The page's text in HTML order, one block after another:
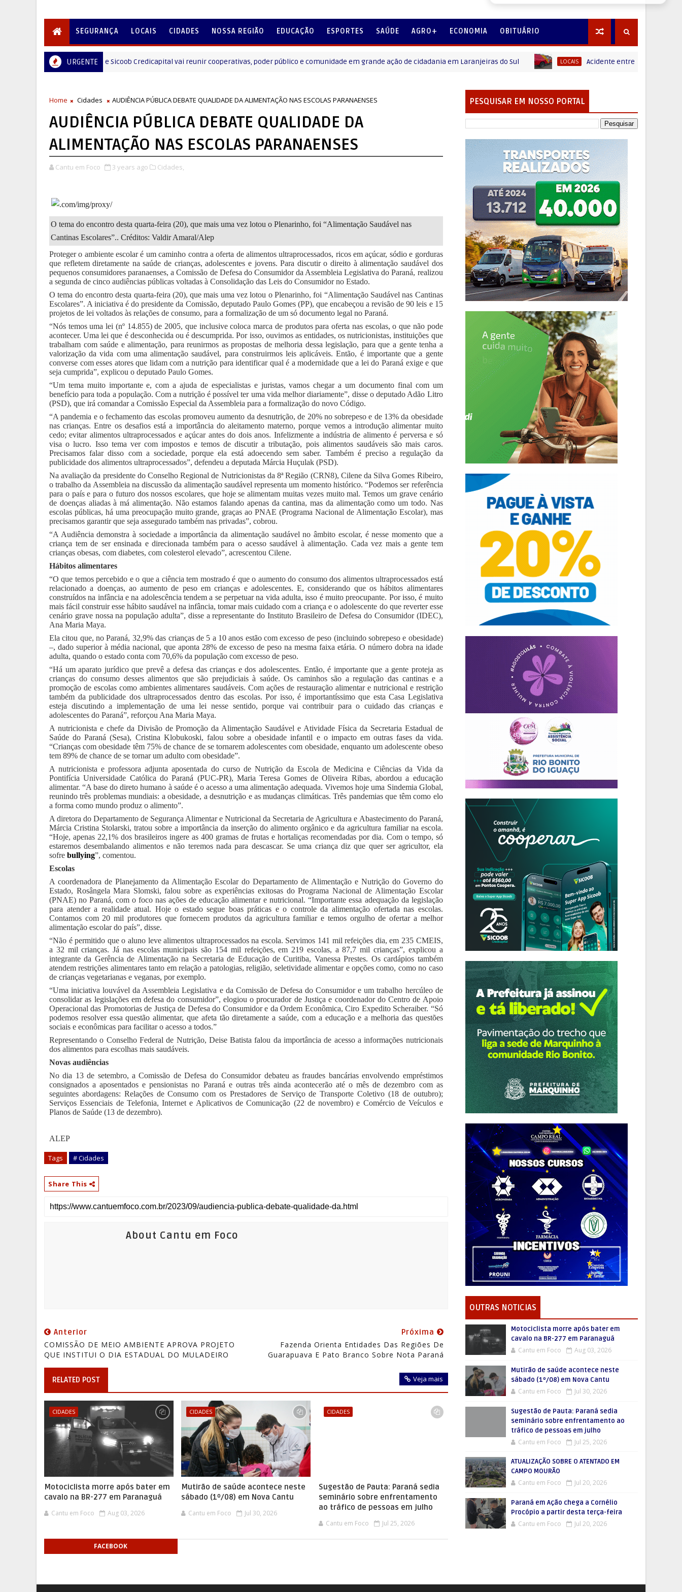
SEGURANÇA LOCAIS CIDADES NOSSA REGIÃO EDUCAÇÃO ESPORTES SAÚDE AGRO+ ECONOMIA OBITUÁRIO
URGENTE
C 2026 da Coprossel e Sicoob Credicapital vai reunir cooperativas, poder público e comunidade em grande ação de cidadania em Laranjeiras do Sul LOCAIS Acidente entre carro e motocicleta
Home Cidades AUDIÊNCIA PÚBLICA DEBATE QUALIDADE DA ALIMENTAÇÃO NAS ESCOLAS PARANAENSES
AUDIÊNCIA PÚBLICA DEBATE QUALIDADE DA
ALIMENTAÇÃO NAS ESCOLAS PARANAENSES
Cantu em Foco 3 years ago Cidades,
O tema do encontro desta quarta-feira (20), que mais uma vez lotou o Plenarinho, foi “Alimentação Saudável nas
Cantinas Escolares”.. Créditos: Valdir Amaral/Alep
Proteger o ambiente escolar é um caminho contra a oferta de alimentos ultraprocessados, ricos em açúcar, sódio e gorduras
que refletem diretamente na saúde de crianças, adolescentes e jovens. Para discutir o direito à alimentação saudável dos
pequenos consumidores paranaenses, a Comissão de Defesa do Consumidor da Assembleia Legislativa do Paraná, realizou
a segunda de cinco audiências públicas voltadas à Consolidação das Leis do Consumidor no Estado.
O tema do encontro desta quarta-feira (20), que mais uma vez lotou o Plenarinho, foi “Alimentação Saudável nas Cantinas
Escolares”. A iniciativa é do presidente da Comissão, deputado Paulo Gomes (PP), que encabeçou a revisão de 90 leis e 15
projetos de lei voltados às relações de consumo, para a formalização de um só documento legal no Paraná.
“Nós temos uma lei (nº 14.855) de 2005, que inclusive coloca marca de produtos para oferta nas escolas, o que não pode
acontecer. Uma lei que é desconhecida ou é descumprida. Por isso, ouvimos as entidades, os nutricionistas, instituições que
trabalham com saúde e alimentação, para reunirmos as propostas de melhoria dessa legislação, para que a gente tenha a
valorização da vida com uma alimentação saudável, para construirmos leis aplicáveis. Então, é importante que a gente
converse com esses atores que lidam com a nutrição para identificar qual é a modernidade que a lei do Paraná exige e que
seja cumprida”, explicou o deputado Paulo Gomes.
“Um tema muito importante e, com a ajuda de especialistas e juristas, vamos chegar a um documento final com um
benefício para toda a população. Com a nutrição é possível ter uma vida melhor diariamente”, disse o deputado Adão Litro
(PSD), que irá comandar a Comissão Especial da Assembleia para a formalização do novo Código.
“A pandemia e o fechamento das escolas promoveu aumento da desnutrição, de 20% no sobrepeso e de 13% da obesidade
nas crianças. Entre os desafios está a importância do aleitamento materno, porque vemos a introdução alimentar muito
cedo; evitar alimentos ultraprocessados e açúcar antes do dois anos. Infelizmente a indústria de alimento é perversa e só
visa o lucro. Isso tema ver com impostos e temos de discutir a tributação, pois alimentos saudáveis são mais caros.
Precisamos falar disso com a sociedade, porque ela está adoecendo sem saber. Também é preciso a regulação da
publicidade dos alimentos ultraprocessados”, defendeu a deputada Márcia Huçulak (PSD).
Na avaliação da presidente do Conselho Regional de Nutricionistas da 8ª Região (CRN8), Cilene da Silva Gomes Ribeiro,
o trabalho da Assembleia na discussão da alimentação saudável representa um momento histórico. “Podemos ser referência
para o país e para o futuro dos nossos escolares, que hoje se alimentam muitas vezes muito mal. Temos um grave cenário
de doenças aliadas à má alimentação. Não estamos falando apenas da cantina, mas da alimentação como um todo. Nas
escolas públicas, há uma preocupação muito grande, graças ao PNAE (Programa Nacional de Alimentação Escolar), mas
precisamos garantir que seja assegurado também nas privadas”, cobrou.
“A Audiência demonstra à sociedade a importância da alimentação saudável no âmbito escolar, é nesse momento que a
criança tem de ser ensinada e direcionada também para o acesso saudável à alimentação. Cada vez mais a gente tem
crianças obesas, com diabetes, com colesterol elevado”, acrescentou Cilene.
Hábitos alimentares
“O que temos percebido e o que a ciência tem mostrado é que o aumento do consumo dos alimentos ultraprocessados está
relacionado a doenças, ao aumento de peso em crianças e adolescentes. E, considerando que os hábitos alimentares
construídos na infância e na adolescência tendem a se perpetuar na vida adulta, isso é muito preocupante. Por isso, é muito
mais fácil construir esse hábito saudável na infância, tomar mais cuidado com a criança e o adolescente do que reverter esse
cenário grave nossa na população adulta”, disse a representante do Instituto Brasileiro de Defesa do Consumidor (IDEC),
Ana Maria Maya.
Ela citou que, no Paraná, 32,9% das crianças de 5 a 10 anos estão com excesso de peso (incluindo sobrepeso e obesidade)
–, dado superior à média nacional, que aponta 28% de excesso de peso na mesma faixa etária. O número dobra na idade
adulta, quando o estado conta com 70,6% da população com excesso de peso.
“Há um aparato jurídico que prevê a defesa das crianças e dos adolescentes. Então, é importante que a gente proteja as
crianças do consumo desses alimentos que são prejudiciais à saúde. Os caminhos são a regulação das cantinas e a
promoção de escolas como ambientes alimentares saudáveis. Com ações de restauração alimentar e nutricional e restrição
também da publicidade dos ultraprocessados dentro das escolas. Por isso, é importantíssimo que esta Casa Legislativa
esteja discutindo a implementação de uma lei nesse sentido, porque vai contribuir para o cuidado das crianças e
adolescentes do Paraná”, reforçou Ana Maria Maya.
A nutricionista e chefe da Divisão de Promoção da Alimentação Saudável e Atividade Física da Secretaria Estadual de
Saúde do Paraná (Sesa), Cristina Klobukoski, falou sobre a obesidade infantil e o impacto em outras fases da vida.
“Crianças com obesidade têm 75% de chance de se tornarem adolescentes com obesidade, enquanto um adolescente obeso
tem 89% de chance de se tornar um adulto com obesidade”.
A nutricionista e professora adjunta aposentada do curso de Nutrição da Escola de Medicina e Ciências da Vida da
Pontifícia Universidade Católica do Paraná (PUC-PR), Maria Teresa Gomes de Oliveira Ribas, abordou a educação
alimentar. “A base do direto humano à saúde é o acesso a uma alimentação adequada. Vivemos hoje uma Sindemia Global,
reunindo três problemas mundiais: a obesidade, a desnutrição e as mudanças climáticas. Três pandemias que têm como elo
a forma como mundo produz o alimento”.
A diretora do Departamento de Segurança Alimentar e Nutricional da Secretaria de Agricultura e Abastecimento do Paraná,
Márcia Cristina Stolarski, tratou sobre a importância da inserção do alimento orgânico e da agricultura familiar na escola.
“Hoje, apenas 22,1% dos brasileiros ingere as 400 gramas de frutas e hortaliças recomendadas por dia. Com o tempo, só
estaremos desembalando alimentos e não teremos nada para descascar. Se uma criança diz que quer ser agricultor, ela
sofre bullying”, comentou.
Escolas
A coordenadora de Planejamento da Alimentação Escolar do Departamento de Alimentação e Nutrição do Governo do
Estado, Rosângela Mara Slomski, falou sobre as experiências exitosas do Programa Nacional de Alimentação Escolar
(PNAE) no Paraná, com o foco nas ações de educação alimentar e nutricional. “Importante essa adequação da legislação
para atender a realidade atual. Hoje o estado segue boas práticas e o controle da alimentação ofertada nas escolas.
Contamos com 20 mil produtores que fornecem produtos da agricultura familiar e temos orgulho de ofertar a melhor
alimentação escolar do país”, disse.
“Não é permitido que o aluno leve alimentos ultraprocessados na escola. Servimos 141 mil refeições dia, em 235 CMEIS,
a 32 mil crianças. Já nas escolas municipais são 154 mil refeições, em 219 escolas, a 87,7 mil crianças”, explicou a
integrante da Gerência de Alimentação na Secretaria de Educação de Curitiba, Vanessa Prestes. Os cardápios também
atendem restrições alimentares tanto em relação a patologias, religião, seletividade alimentar e opções como, como no caso
de crianças vegetarianas e veganas, por exemplo.
“Uma iniciativa louvável da Assembleia Legislativa e da Comissão de Defesa do Consumidor e um trabalho hercúleo de
consolidar as legislações em defesa do consumidor”, elogiou o procurador de Justiça e coordenador do Centro de Apoio
Operacional das Promotorias de Justiça de Defesa do Consumidor e da Ordem Econômica, Ciro Expedito Scheraiber. “Só
podemos resolver essa questão alimentar, que afeta tão diretamente a saúde, com a educação e a melhoria das questões
sociais e econômicas para facilitar o acesso a todos.”
Representando o Conselho Federal de Nutrição, Deise Batista falou da importância de acesso a informações nutricionais
dos alimentos para escolhas mais saudáveis.
Novas audiências
No dia 13 de setembro, a Comissão de Defesa do Consumidor debateu as fraudes bancárias envolvendo empréstimos
consignados a aposentados e pensionistas no Paraná e outras três ainda acontecerão até o mês de dezembro com as
seguintes abordagens: Relações de Consumo com os Prestadores de Serviço de Transporte Coletivo (18 de outubro);
Serviços Essenciais de Telefonia, Internet e Aplicativos de Comunicação (22 de novembro) e Comércio de Veículos e
Planos de Saúde (13 de dezembro).
ALEP
Tags # Cidades
Share This
About Cantu em Foco
Anterior
COMISSÃO DE MEIO AMBIENTE APROVA PROJETO
QUE INSTITUI O DIA ESTADUAL DO MULADEIRO
Próxima
Fazenda Orienta Entidades Das Regiões De
Guarapuava E Pato Branco Sobre Nota Paraná
RELATED POST Veja mais
CIDADES
Motociclista morre após bater em
cavalo na BR-277 em Paranaguá
Cantu em Foco Aug 03, 2026
CIDADES
Mutirão de saúde acontece neste
sábado (1º/08) em Nova Cantu
Cantu em Foco Jul 30, 2026
CIDADES
Sugestão de Pauta: Paraná sedia
seminário sobre enfrentamento
ao tráfico de pessoas em julho
Cantu em Foco Jul 25, 2026
FACEBOOK
PESQUISAR EM NOSSO PORTAL
OUTRAS NOTICIAS
Motociclista morre após bater em
cavalo na BR-277 em Paranaguá
Cantu em Foco Aug 03, 2026
Mutirão de saúde acontece neste
sábado (1º/08) em Nova Cantu
Cantu em Foco Jul 30, 2026
Sugestão de Pauta: Paraná sedia
seminário sobre enfrentamento ao
tráfico de pessoas em julho
Cantu em Foco Jul 25, 2026
ATUALIZAÇÃO SOBRE O ATENTADO EM
CAMPO MOURÃO
Cantu em Foco Jul 20, 2026
Paraná em Ação chega a Cornélio
Procópio a partir desta terça-feira
Cantu em Foco Jul 20, 2026